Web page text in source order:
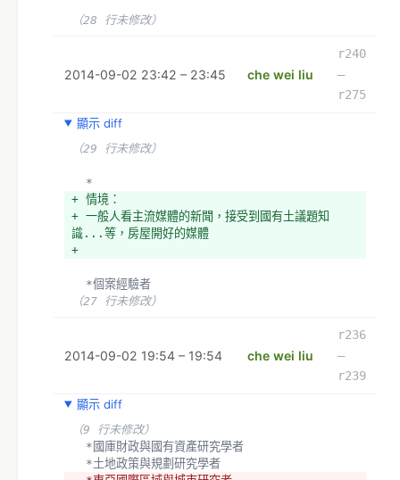
（28 行未修改）
2014-09-02 23:42 – 23:45 che wei liu
r240
–
r275
顯示 diff
（29 行未修改）
  *
+ 情境：
+ 一般人看主流媒體的新聞，接受到國有土議題知
識...等，房屋開好的媒體
+
  *個案經驗者
（27 行未修改）
2014-09-02 19:54 – 19:54 che wei liu
r236
–
r239
顯示 diff
（9 行未修改）
  *國庫財政與國有資產研究學者
  *土地政策與規劃研究學者